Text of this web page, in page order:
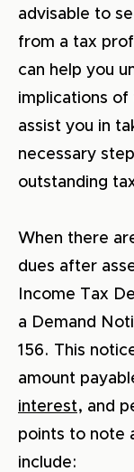
advisable to
from a tax
can help you
implications of
assist you in
necessary
outstanding
When there
dues after
Income Tax
a Demand
156. This
amount
interest, and
points to note
include: